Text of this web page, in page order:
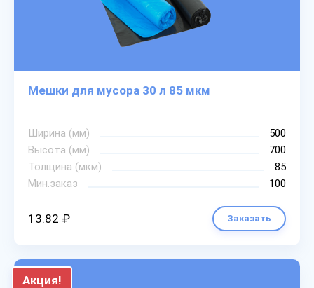
Мешки для мусора 30 л 85 мкм
Ширина (мм)
500
Высота (мм)
700
Толщина (мкм)
85
Мин.заказ
100
13.82 ₽ Заказать
Акция!